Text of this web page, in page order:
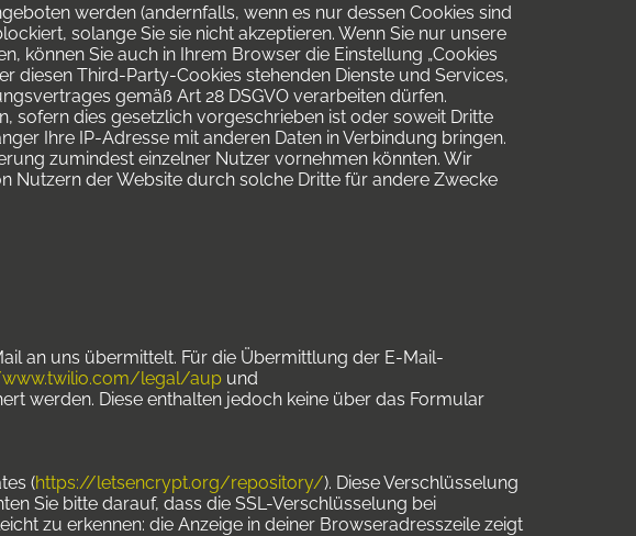
werden (andernfalls, wenn es nur dessen Cookies sind
solange Sie sie nicht akzeptieren. Wenn Sie nur unsere
können Sie auch in Ihrem Browser die Einstellung „Cookies
diesen Third-Party-Cookies stehenden Dienste und Services,
gemäß Art 28 DSGVO verarbeiten dürfen.
sofern dies gesetzlich vorgeschrieben ist oder soweit Dritte
Ihre IP-Adresse mit anderen Daten in Verbindung bringen.
zumindest einzelner Nutzer vornehmen könnten. Wir
Nutzern der Website durch solche Dritte für andere Zwecke
an uns übermittelt. Für die Übermittlung der E-Mail-
legal/aup und
werden. Diese enthalten jedoch keine über das Formular
(https://letsencrypt.org/repository/). Diese Verschlüsselung
Sie bitte darauf, dass die SSL-Verschlüsselung bei
zu erkennen: die Anzeige in deiner Browseradresszeile zeigt